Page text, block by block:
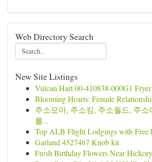
Web Directory Search
New Site Listings
Vulcan Hart 00-410838-000G1
Blooming Hearts: Female
주소모아, 주소킹, 주소월드, 주소
를...
Top ALB Flight Lodgings with Free
Garland 4527467 Knob kit
Fresh Birthday Flowers Near